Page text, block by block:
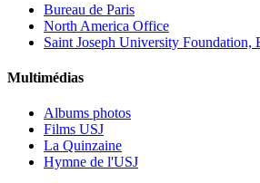
Bureau de Paris
North America Office
Saint Joseph University Foundation,
Multimédias
Albums photos
Films USJ
La Quinzaine
Hymne de l'USJ